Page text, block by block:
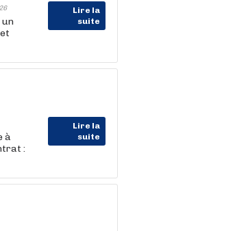
Lire la
suite
un
Lire la
suite
à
: